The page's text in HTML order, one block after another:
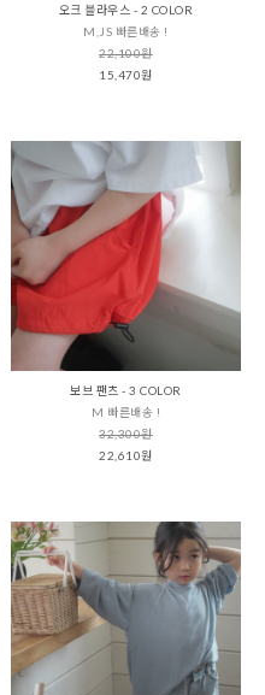
오크 블라우스 - 2 COLOR
M,JS 빠른배송 !
22,100원
15,470원
보브 팬츠 - 3 COLOR
M 빠른배송 !
32,300원
22,610원